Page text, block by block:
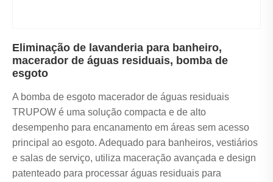
Eliminação de lavanderia para banheiro,
macerador de águas residuais, bomba de
esgoto
A bomba de esgoto macerador de águas residuais
TRUPOW é uma solução compacta e de alto
desempenho para encanamento em áreas sem acesso
principal ao esgoto. Adequado para banheiros, vestiários
e salas de serviço, utiliza maceração avançada e design
patenteado para processar águas residuais para